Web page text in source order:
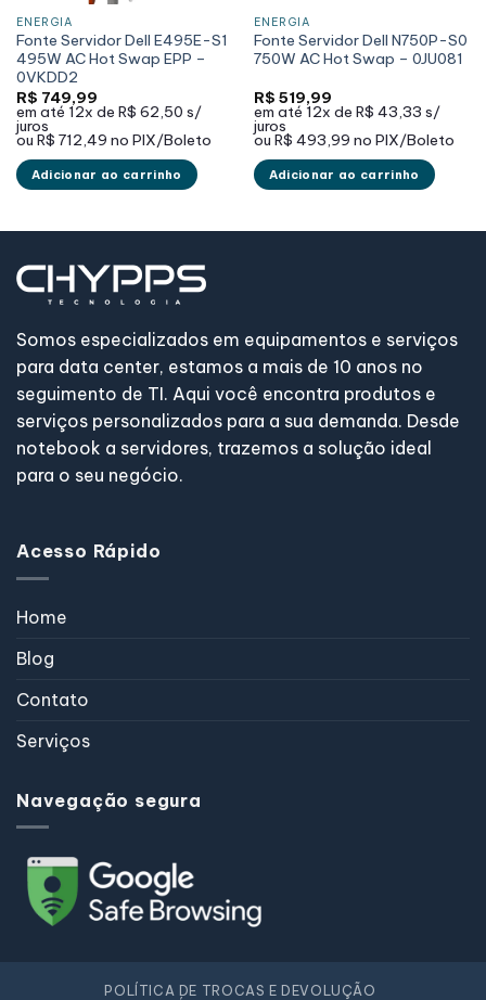
ENERGIA
Fonte Servidor Dell E495E-S1
495W AC Hot Swap EPP –
0VKDD2
R$ 749,99
em até 12x de R$ 62,50 s/
juros
ou R$ 712,49 no PIX/Boleto
Adicionar ao carrinho
ENERGIA
Fonte Servidor Dell N750P-S0
750W AC Hot Swap – 0JU081
R$ 519,99
em até 12x de R$ 43,33 s/
juros
ou R$ 493,99 no PIX/Boleto
Adicionar ao carrinho
Somos especializados em equipamentos e serviços
para data center, estamos a mais de 10 anos no
seguimento de TI. Aqui você encontra produtos e
serviços personalizados para a sua demanda. Desde
notebook a servidores, trazemos a solução ideal
para o seu negócio.
Acesso Rápido
Home
Blog
Contato
Serviços
Navegação segura
POLÍTICA DE TROCAS E DEVOLUÇÃO